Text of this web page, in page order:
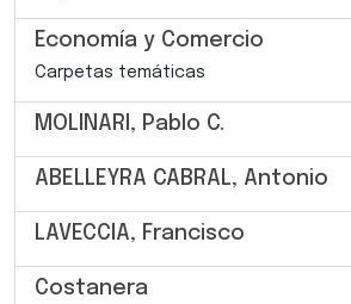
Economía y Comercio
Carpetas temáticas
MOLINARI, Pablo C.
ABELLEYRA CABRAL, Antonio
LAVECCIA, Francisco
Costanera